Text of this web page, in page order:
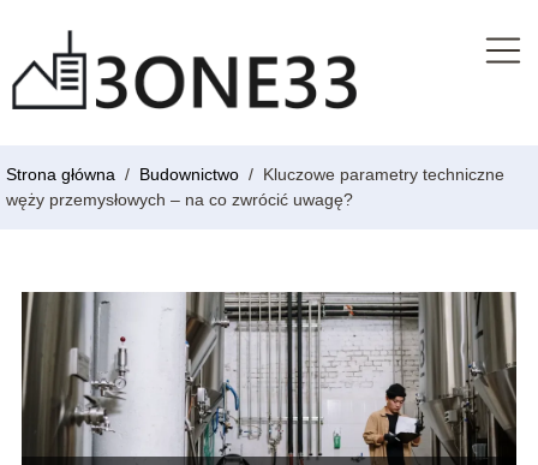
Strona główna / Budownictwo / Kluczowe parametry techniczne
węży przemysłowych – na co zwrócić uwagę?